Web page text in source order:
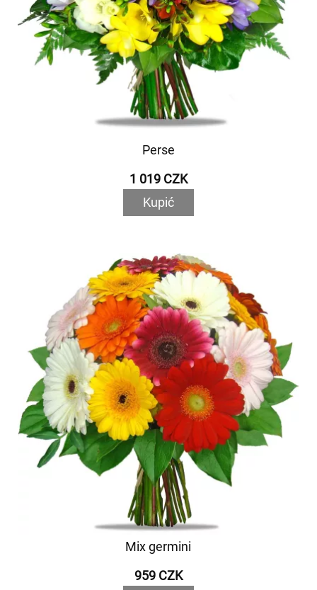
Perse
1 019 CZK
Kupić
Mix germini
959 CZK